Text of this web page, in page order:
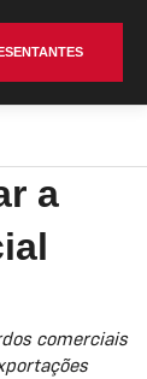
a
comerciais